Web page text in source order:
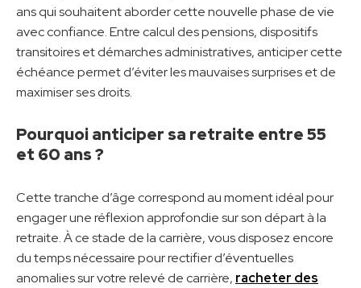
ans qui souhaitent aborder cette nouvelle phase de vie
avec confiance. Entre calcul des pensions, dispositifs
transitoires et démarches administratives, anticiper cette
échéance permet d’éviter les mauvaises surprises et de
maximiser ses droits.
Pourquoi anticiper sa retraite entre 55
et 60 ans ?
Cette tranche d’âge correspond au moment idéal pour
engager une réflexion approfondie sur son départ à la
retraite. À ce stade de la carrière, vous disposez encore
du temps nécessaire pour rectifier d’éventuelles
anomalies sur votre relevé de carrière, racheter des